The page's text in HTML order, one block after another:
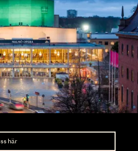
och biljettsläpp.